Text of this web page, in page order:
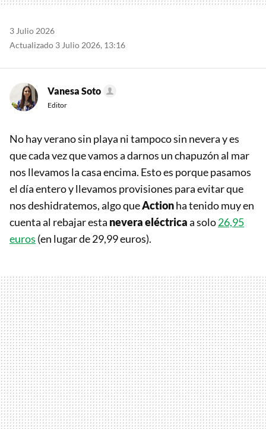
3 Julio 2026
Actualizado 3 Julio 2026, 13:16
Vanesa Soto
Editor
No hay verano sin playa ni tampoco sin nevera y es
que cada vez que vamos a darnos un chapuzón al mar
nos llevamos la casa encima. Esto es porque pasamos
el día entero y llevamos provisiones para evitar que
nos deshidratemos, algo queActionha tenido muy en
cuenta al rebajar esta nevera eléctricaa solo26,95
euros (en lugar de 29,99 euros).